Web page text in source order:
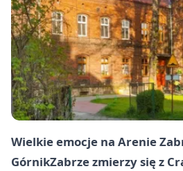
Wielkie emocje na Arenie
GórnikZabrzezmierzy się z